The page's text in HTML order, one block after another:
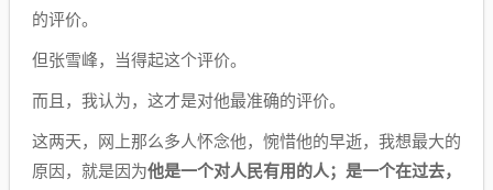
的评价。
但张雪峰，当得起这个评价。
而且，我认为，这才是对他最准确的评价。
这两天，网上那么多人怀念他，惋惜他的早逝，我想最大的
原因，就是因为他是一个对人民有用的人；是一个在过去，